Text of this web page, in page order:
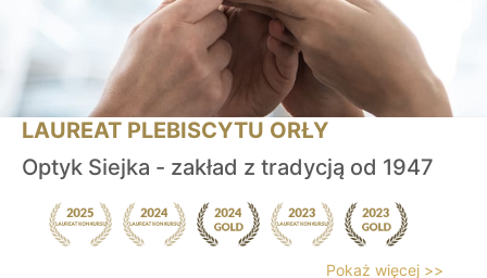
LAUREAT PLEBISCYTU ORŁY
Optyk Siejka - zakład z tradycją od 1947
Pokaż więcej >>